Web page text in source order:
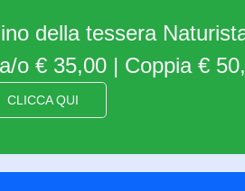
della tessera
o € 35,00 | Coppia €
CLICCA QUI